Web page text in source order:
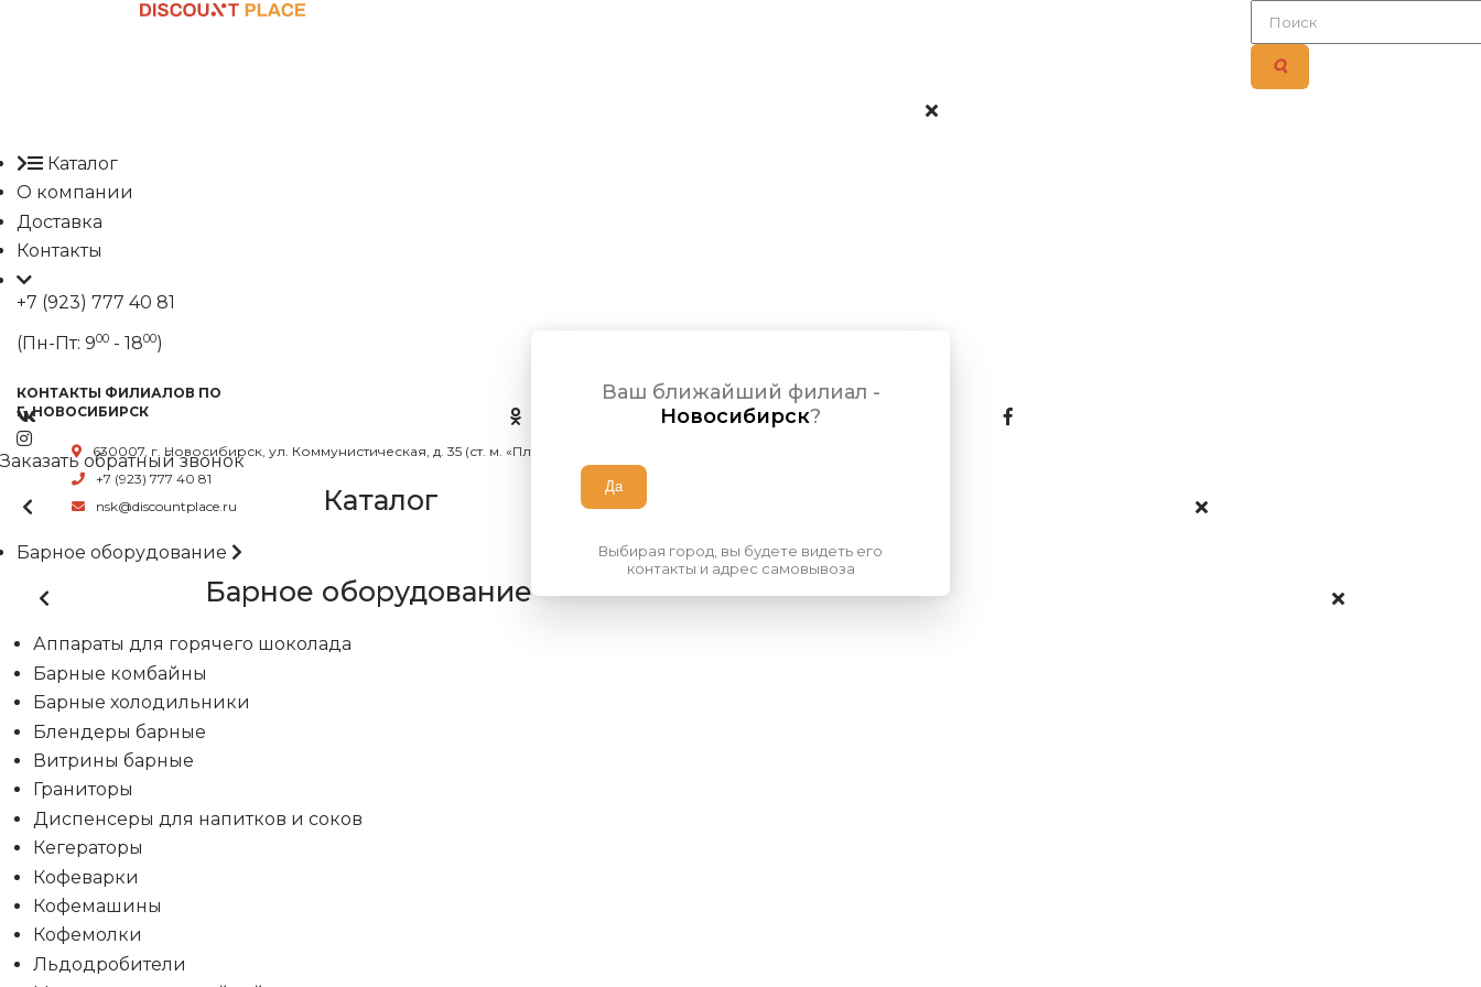
Каталог
О компании
Доставка
Контакты
+7 (923) 777 40 81
(Пн-Пт: 900 - 1800)
КОНТАКТЫ ФИЛИАЛОВ ПО
Г. НОВОСИБИРСК
630007, г. Новосибирск, ул. Коммунистическая, д. 35 (ст. м. «Площадь Ленина»)
+7 (923) 777 40 81
nsk@discountplace.ru
Заказать обратный звонок
Каталог
Барное оборудование
Барное оборудование
Аппараты для горячего шоколада
Барные комбайны
Барные холодильники
Блендеры барные
Витрины барные
Граниторы
Диспенсеры для напитков и соков
Кегераторы
Кофеварки
Кофемашины
Кофемолки
Льдодробители
Ваш ближайший филиал -
Новосибирск?
Выбирая город, вы будете видеть его
контакты и адрес самовывоза